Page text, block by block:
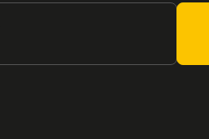
[TEST] VENEZIA CALCIO